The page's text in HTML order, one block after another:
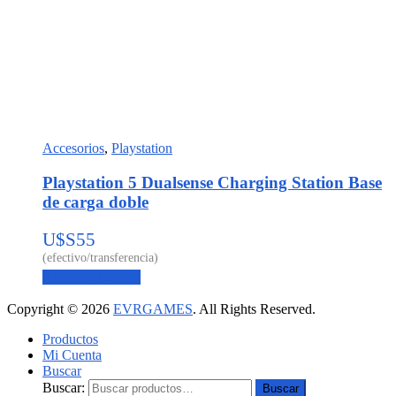
Accesorios, Playstation
Playstation 5 Dualsense Charging Station Base
de carga doble
U$S55
Copyright © 2026 EVRGAMES. All Rights Reserved.
Productos
Mi Cuenta
Buscar
Buscar:
Buscar